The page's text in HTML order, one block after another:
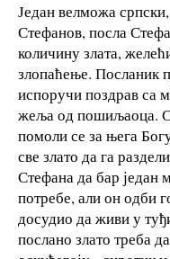
Један велможа
Стефанов, посла
количину злата,
злопаћење. Посланик
испоручи поздрав са
жеља од пошиљаоца.
помоли се за њега
све злато да га
Стефана да бар један
потребе, али он одби
досудио да живи у
послано злато треба